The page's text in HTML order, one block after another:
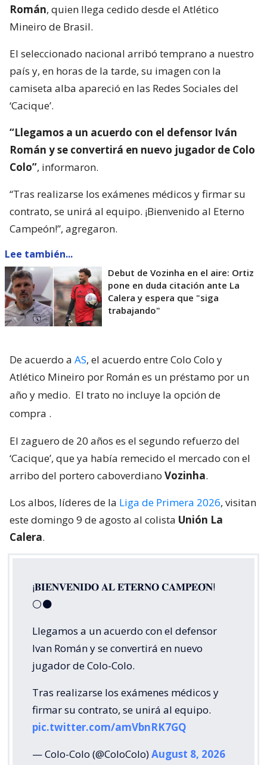
Román, quien llega cedido desde el Atlético
Mineiro de Brasil.
El seleccionado nacional arribó temprano a nuestro
país y, en horas de la tarde, su imagen con la
camiseta alba apareció en las Redes Sociales del
‘Cacique’.
“Llegamos a un acuerdo con el defensor Iván
Román y se convertirá en nuevo jugador de Colo
Colo”, informaron.
“Tras realizarse los exámenes médicos y firmar su
contrato, se unirá al equipo. ¡Bienvenido al Eterno
Campeón!”, agregaron.
Lee también...
Debut de Vozinha en el aire: Ortiz
pone en duda citación ante La
Calera y espera que "siga
trabajando"
De acuerdo a AS, el acuerdo entre Colo Colo y
Atlético Mineiro por Román es un préstamo por un
año y medio. El trato no incluye la opción de
compra .
El zaguero de 20 años es el segundo refuerzo del
‘Cacique’, que ya había remecido el mercado con el
arribo del portero caboverdiano Vozinha.
Los albos, líderes de la Liga de Primera 2026, visitan
este domingo 9 de agosto al colista Unión La
Calera.
¡𝐁𝐈𝐄𝐍𝐕𝐄𝐍𝐈𝐃𝐎 𝐀𝐋 𝐄𝐓𝐄𝐑𝐍𝐎 𝐂𝐀𝐌𝐏𝐄𝐎́𝐍!
⚪⚫
Llegamos a un acuerdo con el defensor
Ivan Román y se convertirá en nuevo
jugador de Colo-Colo.
Tras realizarse los exámenes médicos y
firmar su contrato, se unirá al equipo.
pic.twitter.com/amVbnRK7GQ
— Colo-Colo (@ColoColo)August 8, 2026